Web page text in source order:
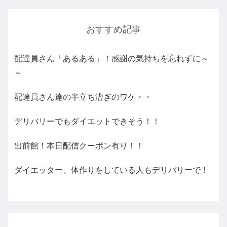
おすすめ記事
配達員さん「あるある」！感謝の気持ちを忘れずに～
～
配達員さん達の半立ち漕ぎのワケ・・
デリバリーでもダイエットできそう！！
出前館！本日配信クーポン有り！！
ダイエッター、体作りをしている人もデリバリーで！